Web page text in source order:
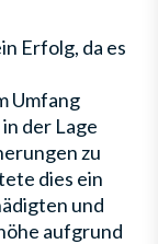
Erfolg, da es
Umfang
der Lage
zu
dies ein
und
aufgrund